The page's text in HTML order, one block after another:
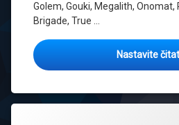
Golem, Gouki, Megalith,
Brigade, True …
Nastavite